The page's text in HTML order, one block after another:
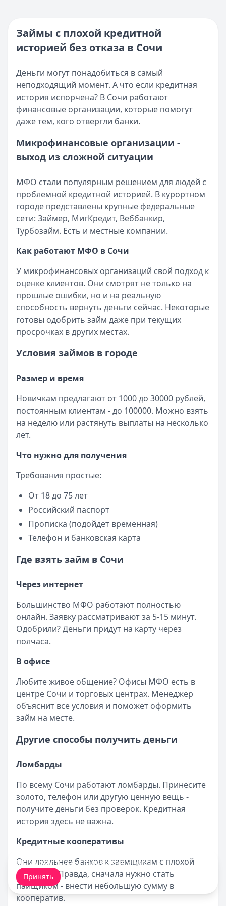
Категория:МФО и микрозаймы
Читать статью
Все статьи
Возврат переплаты в «Займере»: актуальная
Кратко:Разбираем, как вернуть переплату или
Категория: МФО
Читать новость
Срочный микрозайм 15 000 ₽ на карту: свежая
Кратко:Нужны 15 000 рублей на карту прямо сегодня?
Опубликовано:5 декабря 2025 г.
Читать новость
Рекордный рост доли клиентов МФО с iPhone: что
Опубликовано: 5 декабря 2025 г.
Категория:МФО
Читать новость
57 сервисов микрозаймов через Госуслуги: где
Кратко:Авторизация через Госуслуги ускоряет
Категория:МФО
Читать новость
Смс о «одобренном займе» от Bigmani Ru: как
Кратко:
Пришло СМС об одобрении займа от Bigmani
Опубликовано:
23 ноября 2025 г.
МФО
Читать новость
Все новости
Займы с плохой кредитной
историей без отказа в Сочи
Деньги могут понадобиться в самый
неподходящий момент. А что если кредитная
история испорчена? В Сочи работают
финансовые организации, которые помогут
даже тем, кого отвергли банки.
Микрофинансовые организации -
выход из сложной ситуации
МФО стали популярным решением для людей с
проблемной кредитной историей. В курортном
городе представлены крупные федеральные
сети: Займер, МигКредит, Веббанкир,
Турбозайм. Есть и местные компании.
Как работают МФО в Сочи
У микрофинансовых организаций свой подход к
оценке клиентов. Они смотрят не только на
прошлые ошибки, но и на реальную
способность вернуть деньги сейчас. Некоторые
готовы одобрить займ даже при текущих
просрочках в других местах.
Условия займов в городе
Размер и время
Новичкам предлагают от 1000 до 30000 рублей,
постоянным клиентам - до 100000. Можно взять
на неделю или растянуть выплаты на несколько
лет.
Что нужно для получения
Требования простые:
От 18 до 75 лет
Российский паспорт
Прописка (подойдет временная)
Телефон и банковская карта
Где взять займ в Сочи
Через интернет
Большинство МФО работают полностью
онлайн. Заявку рассматривают за 5-15 минут.
Одобрили? Деньги придут на карту через
полчаса.
В офисе
Любите живое общение? Офисы МФО есть в
центре Сочи и торговых центрах. Менеджер
объяснит все условия и поможет оформить
займ на месте.
Другие способы получить деньги
Ломбарды
По всему Сочи работают ломбарды. Принесите
золото, телефон или другую ценную вещь -
получите деньги без проверок. Кредитная
история здесь не важна.
Кредитные кооперативы
Они лояльнее банков к заемщикам с плохой
историей. Правда, сначала нужно стать
пайщиком - внести небольшую сумму в
кооператив.
Мы обрабатываем ваши cookie-файлы.
Принять